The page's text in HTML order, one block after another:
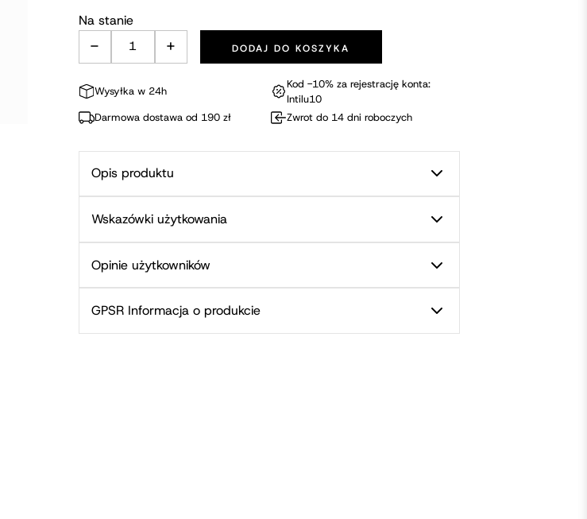
Na stanie
ilość Kulki Gejszy - Dr Laura Berman Kegel Set Silicona Weighted Kegel
- + DODAJ DO KOSZYKA
Wysyłka w 24h
Kod -10% za rejestrację konta:
Intilu10
Darmowa dostawa od 190 zł
Zwrot do 14 dni roboczych
Opis produktu
Wskazówki użytkowania
Opinie użytkowników
GPSR Informacja o produkcie